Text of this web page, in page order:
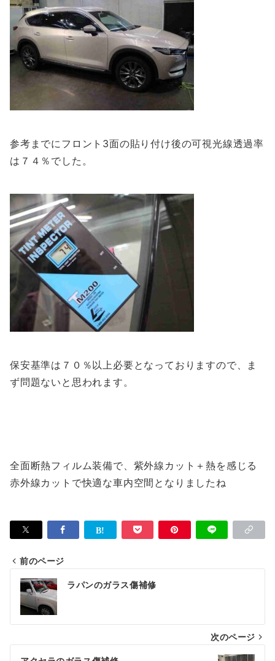
参考までにフロント3面の貼り付け後の可視光線透過率
は７４％でした。
保安基準は７０％以上必要となっておりますので、ま
ず問題ないと思われます。
全面断熱フィルム装備で、紫外線カット＋熱を感じる
赤外線カットで快適な車内空間となりましたね
投
稿
ナ
ビ
前のページ
ラパンのガラス傷補修
次のページ